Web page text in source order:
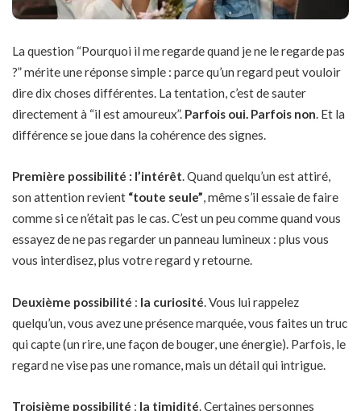
La question “Pourquoi il me regarde quand je ne le regarde pas
?” mérite une réponse simple : parce qu’un regard peut vouloir
dire dix choses différentes. La tentation, c’est de sauter
directement à “il est amoureux”. Parfois oui. Parfois non . Et la
différence se joue dans la cohérence des signes.
Première possibilité : l’intérêt. Quand quelqu’un est attiré,
son attention revient “toute seule”, même s’il essaie de faire
comme si ce n’était pas le cas. C’est un peu comme quand vous
essayez de ne pas regarder un panneau lumineux : plus vous
vous interdisez, plus votre regard y retourne.
Deuxième possibilité : la curiosité . Vous lui rappelez
quelqu’un, vous avez une présence marquée, vous faites un truc
qui capte (un rire, une façon de bouger, une énergie). Parfois, le
regard ne vise pas une romance, mais un détail qui intrigue.
Troisième possibilité : la timidité. Certaines personnes